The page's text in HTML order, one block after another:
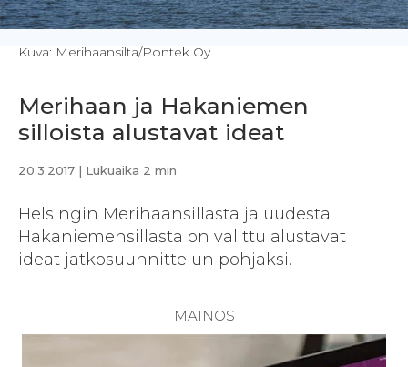
Kuva: Merihaansilta/Pontek Oy
Merihaan ja Hakaniemen
silloista alustavat ideat
20.3.2017 | Lukuaika 2 min
Helsingin Merihaansillasta ja uudesta
Hakaniemensillasta on valittu alustavat
ideat jatkosuunnittelun pohjaksi.